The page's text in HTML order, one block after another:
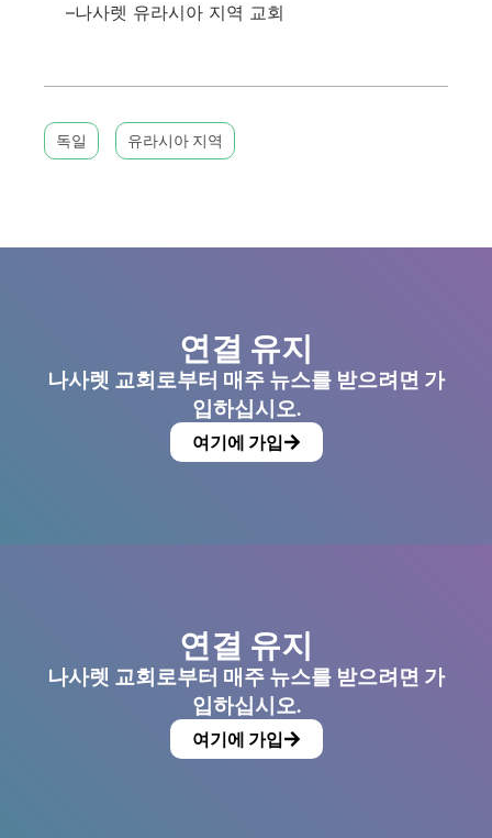
–나사렛 유라시아 지역 교회
독일 유라시아 지역
연결 유지
나사렛 교회로부터 매주 뉴스를 받으려면 가
입하십시오.
여기에 가입
연결 유지
나사렛 교회로부터 매주 뉴스를 받으려면 가
입하십시오.
여기에 가입